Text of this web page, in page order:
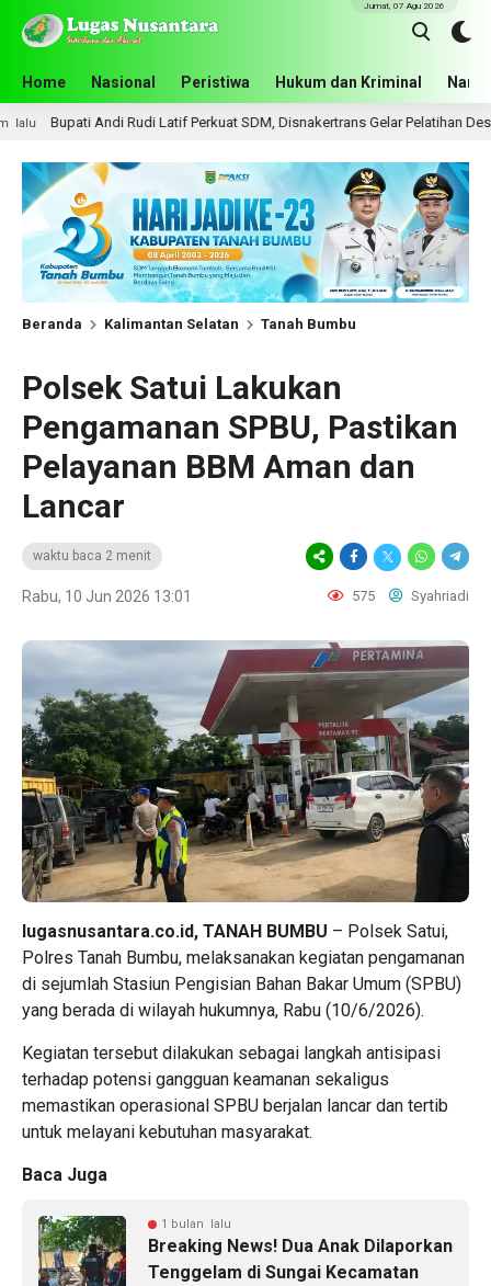
Home Nasional Peristiwa Hukum dan Kriminal
Jumat, 07 Agu 2026
Latif Perkuat SDM, Disnakertrans Gelar Pelatihan Desain Grafis dan
Beranda Kalimantan Selatan Tanah Bumbu
Polsek Satui Lakukan
Pengamanan SPBU, Pastikan
Pelayanan BBM Aman dan
Lancar
waktu baca 2 menit
Rabu, 10 Jun 2026 13:01 575 Syahriadi
lugasnusantara.co.id, TANAH BUMBU – Polsek Satui,
Polres Tanah Bumbu, melaksanakan kegiatan pengamanan
di sejumlah Stasiun Pengisian Bahan Bakar Umum (SPBU)
yang berada di wilayah hukumnya, Rabu (10/6/2026).
Kegiatan tersebut dilakukan sebagai langkah antisipasi
terhadap potensi gangguan keamanan sekaligus
memastikan operasional SPBU berjalan lancar dan tertib
untuk melayani kebutuhan masyarakat.
Baca Juga
1 bulan lalu
Breaking News! Dua Anak Dilaporkan
Tenggelam di Sungai Kecamatan